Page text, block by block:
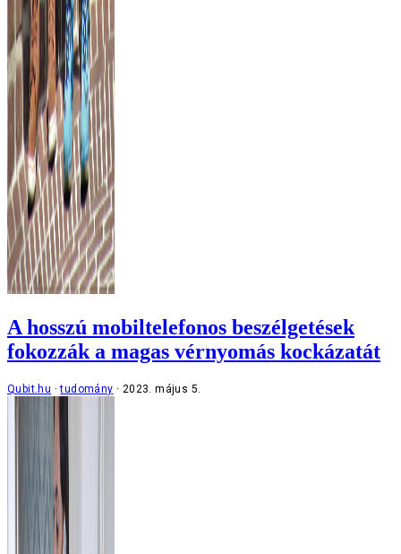
A hosszú mobiltelefonos beszélgetések
fokozzák a magas vérnyomás kockázatát
Qubit.hu tudomány 2023. május 5.